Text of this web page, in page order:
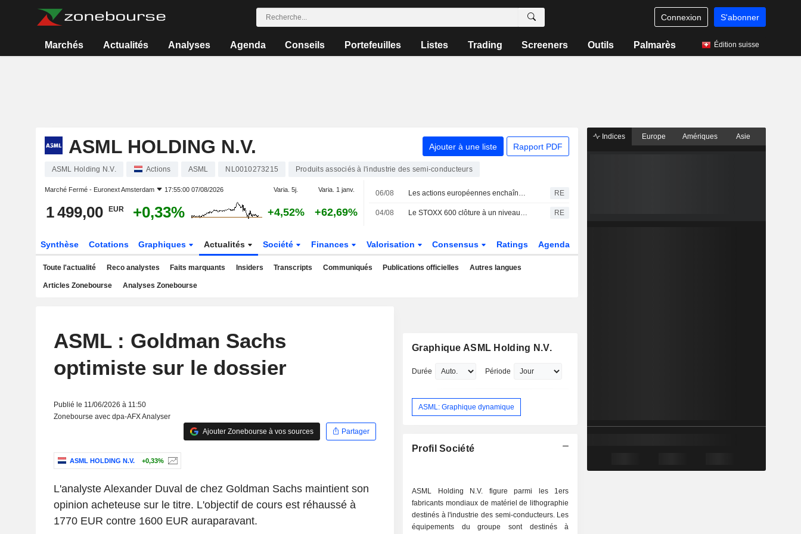
Connexion S'abonner
Marchés Actualités Analyses Agenda Conseils Portefeuilles Listes Trading Screeners Outils Palmarès Édition suisse
ASML HOLDING N.V. Ajouter à une liste Rapport PDF
ASML Holding N.V. Actions ASML NL0010273215 Produits associés à l'industrie des semi-conducteurs
Marché Fermé - Euronext Amsterdam 17:55:00 07/08/2026 Varia. 5j. Varia. 1 janv.
1 499,00 EUR +0,33% +4,52% +62,69%
06/08 Les actions européennes enchaînent les records, portées par les résultats et l'optimisme américano-iranien RE
04/08 Le STOXX 600 clôture à un niveau record, porté par les résultats d'entreprises et la technologie RE
Synthèse Cotations Graphiques Actualités Société Finances Valorisation Consensus Ratings Agenda
Toute l'actualité Reco analystes Faits marquants Insiders Transcripts Communiqués Publications officielles Autres langues
Articles Zonebourse Analyses Zonebourse
ASML : Goldman Sachs
optimiste sur le dossier
Publié le 11/06/2026 à 11:50
Zonebourse avec dpa-AFX Analyser
Ajouter Zonebourse à vos sources
Partager
ASML HOLDING N.V. +0,33%
L'analyste Alexander Duval de chez Goldman Sachs maintient son
opinion acheteuse sur le titre. L'objectif de cours est réhaussé à
1770 EUR contre 1600 EUR auraparavant.
Graphique ASML Holding N.V.
Durée Période
ASML: Graphique dynamique
Profil Société
ASML Holding N.V. figure parmi les 1ers
fabricants mondiaux de matériel de lithographie
destinés à l'industrie des semi-conducteurs. Les
équipements du groupe sont destinés à
Indices Europe Amériques Asie